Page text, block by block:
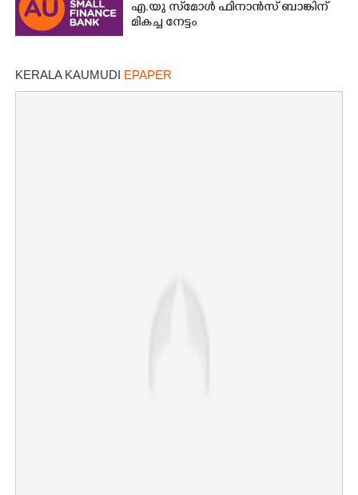
എ.യു സ്‌മോൾ ഫിനാൻസ് ബാങ്കിന്
മികച്ച നേട്ടം
KERALA KAUMUDI EPAPER